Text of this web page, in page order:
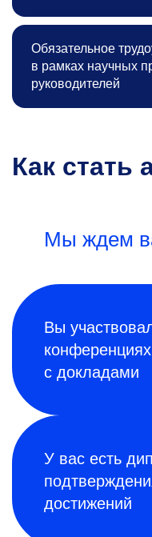
Обязательное
в рамках научных
руководителей
Как стать
Мы ждем
Вы
с докладами
У вас есть
достижений